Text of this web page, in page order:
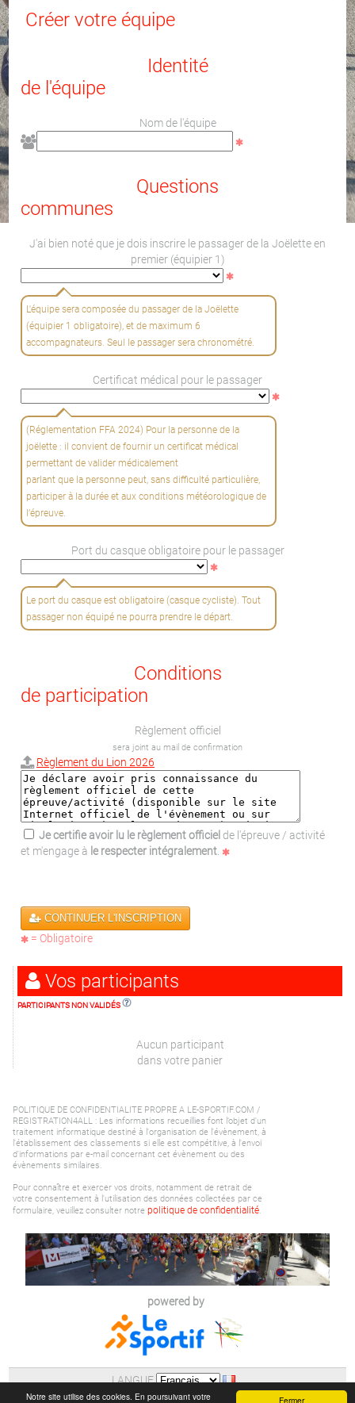
Fermer
Notre site utilise des cookies. En poursuivant votre
Créer votre équipe
Identité
de l'équipe
Nom de l'équipe
Questions
communes
J'ai bien noté que je dois inscrire le passager de la Joëlette en
premier (équipier 1)
L'équipe sera composée du passager de la Joëlette
(équipier 1 obligatoire), et de maximum 6
accompagnateurs. Seul le passager sera chronométré.
Certificat médical pour le passager
(Réglementation FFA 2024) Pour la personne de la
joëlette : il convient de fournir un certificat médical
permettant de valider médicalement
parlant que la personne peut, sans difficulté particulière,
participer à la durée et aux conditions météorologique de
l’épreuve.
Port du casque obligatoire pour le passager
Le port du casque est obligatoire (casque cycliste). Tout
passager non équipé ne pourra prendre le départ.
Conditions
de participation
Règlement officiel
sera joint au mail de confirmation
Règlement du Lion 2026
Je certifie avoir lu le règlement officiel de l'épreuve / activité
et m'engage à le respecter intégralement
CONTINUER L'INSCRIPTION
= Obligatoire
Vos participants
PARTICIPANTS NON VALIDÉS
Aucun participant
dans votre panier
POLITIQUE DE CONFIDENTIALITE PROPRE A LE-SPORTIF.COM /
REGISTRATION4ALL : Les informations recueillies font l’objet d'un
traitement informatique destiné à l'organisation de l'évènement, à
l'établissement des classements si elle est compétitive, à l'envoi
d'informations par e-mail concernant cet évènement ou des
évènements similaires.
Pour connaître et exercer vos droits, notamment de retrait de
votre consentement à l'utilisation des données collectées par ce
formulaire, veuillez consulter notre politique de confidentialité.
powered by
LANGUE
AIDE|POLITIQUE DE CONFIDENTIALITE (RGPD)